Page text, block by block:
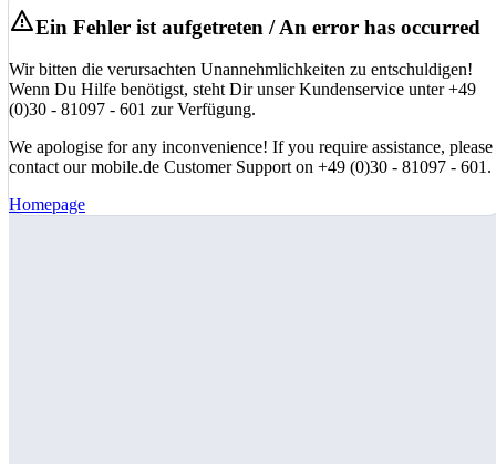
Ein Fehler ist aufgetreten / An error has occurred
Wir bitten die verursachten Unannehmlichkeiten zu entschuldigen!
Wenn Du Hilfe benötigst, steht Dir unser Kundenservice unter +49
(0)30 - 81097 - 601 zur Verfügung.
We apologise for any inconvenience! If you require assistance, please
contact our mobile.de Customer Support on +49 (0)30 - 81097 - 601.
Homepage